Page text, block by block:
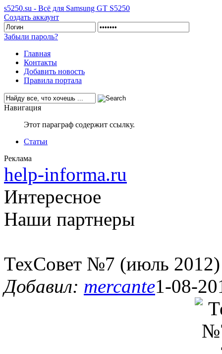
s5250.su - Всё для Samsung GT S5250
Создать аккаунт
Забыли пароль?
Главная
Контакты
Добавить новость
Правила портала
Навигация
Этот параграф содержит ссылку.
Статьи
Реклама
help-informa.ru
Интересное
Наши партнеры
ТехСовет №7 (июль 2012)
Добавил: mercante1-08-